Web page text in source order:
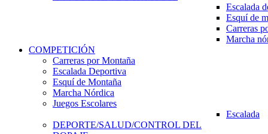
Escalada
Esquí de
Carreras
Marcha
COMPETICIÓN
Carreras por Montaña
Escalada Deportiva
Esquí de Montaña
Marcha Nórdica
Juegos Escolares
Escalada
DEPORTE/SALUD/CONTROL DEL